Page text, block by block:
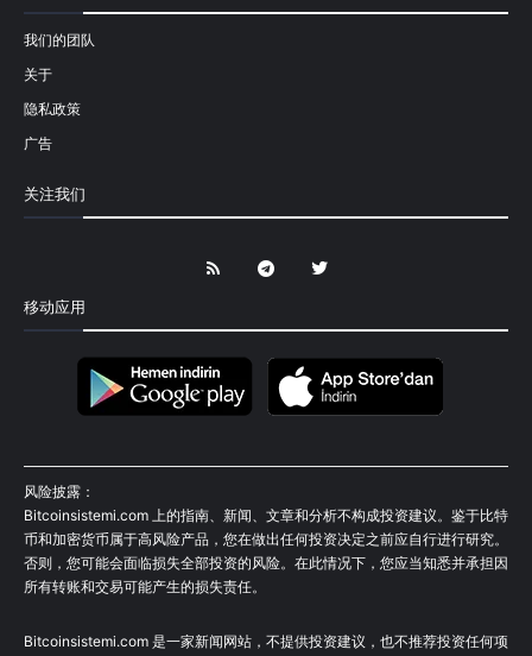
我们的团队
关于
隐私政策
广告
关注我们
移动应用
风险披露：
Bitcoinsistemi.com 上的指南、新闻、文章和分析不构成投资建议。鉴于比特
币和加密货币属于高风险产品，您在做出任何投资决定之前应自行进行研究。
否则，您可能会面临损失全部投资的风险。在此情况下，您应当知悉并承担因
所有转账和交易可能产生的损失责任。
Bitcoinsistemi.com 是一家新闻网站，不提供投资建议，也不推荐投资任何项